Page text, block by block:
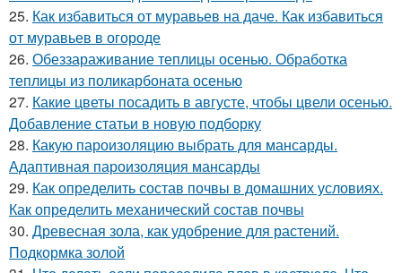
25. Как избавиться от муравьев на даче. Как избавиться
от муравьев в огороде
26. Обеззараживание теплицы осенью. Обработка
теплицы из поликарбоната осенью
27. Какие цветы посадить в августе, чтобы цвели осенью.
Добавление статьи в новую подборку
28. Какую пароизоляцию выбрать для мансарды.
Адаптивная пароизоляция мансарды
29. Как определить состав почвы в домашних условиях.
Как определить механический состав почвы
30. Древесная зола, как удобрение для растений.
Подкормка золой